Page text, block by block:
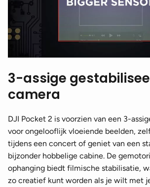
3-assige
camera
DJI Pocket 2 is voorzien van een 3-
voor ongelooflijk vloeiende beelden,
tijdens een concert of geniet van een
bijzonder hobbelige cabine. De
ophanging biedt filmische stabilisatie,
zo creatief kunt worden als je wilt met